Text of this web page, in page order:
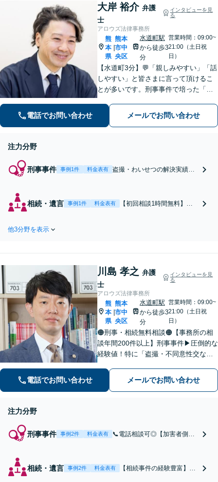
大岸 裕介 弁護
士
インタビューを見
る
アロウズ法律事務所
熊
本
県
|
熊本
市中
央区
水道町駅
から徒歩3
分
営業時間：09:00~
21:00（土日祝
日）
【水道町3分】💬「親しみやすい」「話
しやすい」と皆さまに言って頂けるこ
とが多いです。刑事事件で培った「交
れるのが最大の強み◎【刑事事件／警
察に呼び出されている方▶︎電話相談0
電話でお問い合わせ メールでお問い合わせ
注力分野
刑事事件 事例1件 料金表有
盗撮・わいせつの解決実績多
いる方▶︎電話相談0円！スピー
ド勝負の刑事事件、不利にな
相続・遺言 事例1件 料金表有
【初回相談1時間無料】遺
年間約100件あり、解決実
続人調査も多数経験あり。
遺言書の作成もお任せくだ
さい【水道町3分】
他3分野を表示
川島 孝之 弁護
士
インタビューを見
る
アロウズ法律事務所
熊
本
県
|
熊本
市中
央区
水道町駅
から徒歩3
分
営業時間：09:00~
21:00（土日祝
日）
🟠刑事・相続無料相談🟠【事務所の相
談年間200件以上】刑事事件▶︎圧倒的な
経験値！特に「盗撮・不同意性交など
局・証券会社」勤務で培った税の知識
を生かし、依頼者に寄り添った強いパ
電話でお問い合わせ メールでお問い合わせ
注力分野
刑事事件 事例2件 料金表有
📞電話相談可◎【加害者側に
で逮捕された、警察から呼び
出されたらすぐお電話を！実
相続・遺言 事例2件 料金表有
【相続事件の経験豊富】